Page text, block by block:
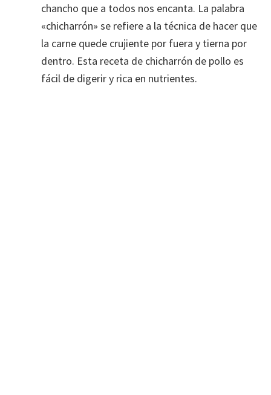
chancho que a todos nos encanta. La palabra
«chicharrón» se refiere a la técnica de hacer que
la carne quede crujiente por fuera y tierna por
dentro. Esta receta de chicharrón de pollo es
fácil de digerir y rica en nutrientes.